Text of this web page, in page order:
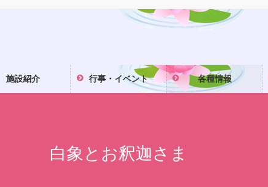
施設紹介 行事・イベント 各種情報
白象とお釈迦さま